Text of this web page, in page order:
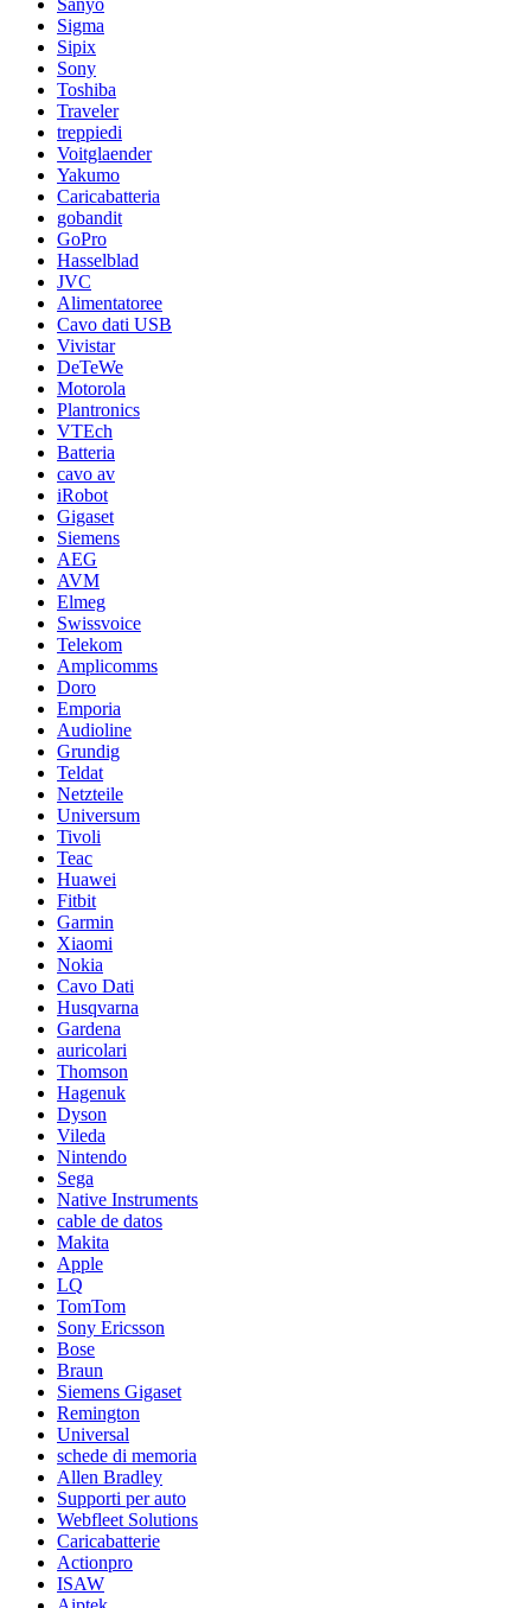
Sanyo
Sigma
Sipix
Sony
Toshiba
Traveler
treppiedi
Voitglaender
Yakumo
Caricabatteria
gobandit
GoPro
Hasselblad
JVC
Alimentatoree
Cavo dati USB
Vivistar
DeTeWe
Motorola
Plantronics
VTEch
Batteria
cavo av
iRobot
Gigaset
Siemens
AEG
AVM
Elmeg
Swissvoice
Telekom
Amplicomms
Doro
Emporia
Audioline
Grundig
Teldat
Netzteile
Universum
Tivoli
Teac
Huawei
Fitbit
Garmin
Xiaomi
Nokia
Cavo Dati
Husqvarna
Gardena
auricolari
Thomson
Hagenuk
Dyson
Vileda
Nintendo
Sega
Native Instruments
cable de datos
Makita
Apple
LQ
TomTom
Sony Ericsson
Bose
Braun
Siemens Gigaset
Remington
Universal
schede di memoria
Allen Bradley
Supporti per auto
Webfleet Solutions
Caricabatterie
Actionpro
ISAW